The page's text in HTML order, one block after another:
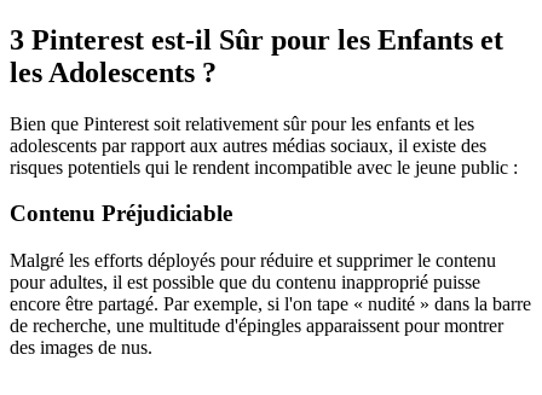
3 Pinterest est-il Sûr pour les Enfants et
les Adolescents ?
Bien que Pinterest soit relativement sûr pour les enfants et les
adolescents par rapport aux autres médias sociaux, il existe des
risques potentiels qui le rendent incompatible avec le jeune public :
Contenu Préjudiciable
Malgré les efforts déployés pour réduire et supprimer le contenu
pour adultes, il est possible que du contenu inapproprié puisse
encore être partagé. Par exemple, si l'on tape « nudité » dans la barre
de recherche, une multitude d'épingles apparaissent pour montrer
des images de nus.